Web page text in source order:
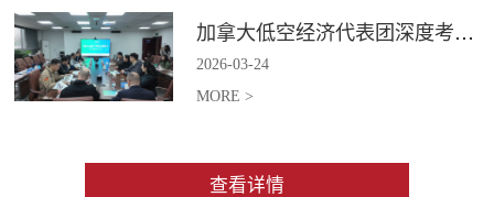
加拿大低空经济代表团深度考察中电金骏
2026-03-24
MORE >
查看详情